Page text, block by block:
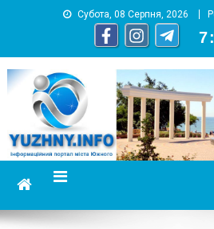
Субота, 08 Серпня, 2026
7 :
информационный портал